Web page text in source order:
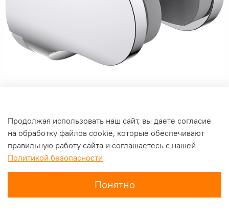
Держатель ручного душа Aquatek AQ2405CR Хром
Уникальное сезонное предложение! При оформлении заказа
действуют особые условия!
540 ₽
390 ₽
Продолжая использовать наш сайт, вы даете согласие
на обработку файлов cookie, которые обеспечивают
правильную работу сайта и соглашаетесь с нашей
Политикой безопасности
Понятно